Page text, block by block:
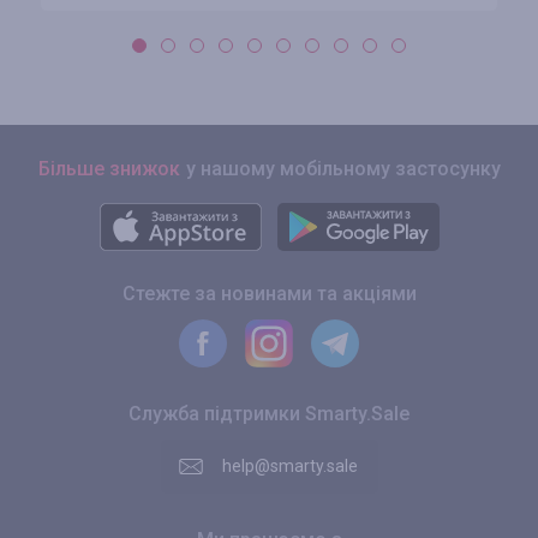
Більше знижок у нашому мобільному застосунку
Стежте за новинами та акціями
Служба підтримки Smarty.Sale
help@smarty.sale